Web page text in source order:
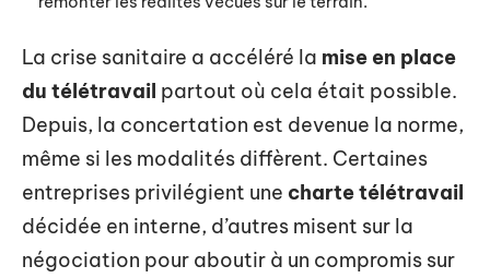
La crise sanitaire a accéléré la mise en place
du télétravail partout où cela était possible.
Depuis, la concertation est devenue la norme,
même si les modalités diffèrent. Certaines
entreprises privilégient une charte télétravail
décidée en interne, d’autres misent sur la
négociation pour aboutir à un compromis sur